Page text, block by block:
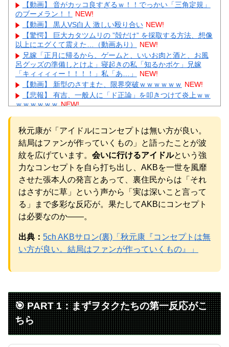
【動画】 音がカッコ良すぎるｗ！！でっかい「三角定規」
のブーメラン！！
NEW!
【動画】 黒人VS白人 激しい殴り合い NEW!
【驚愕】 巨大カタツムリの ”殻だけ” を採取する方法、想像
以上にエグくて震えた…（動画あり）
NEW!
兄嫁「正月に帰るから、ゲームと、いいお肉と酒と、お風
呂グッズの準備しとけよ」寝起きの私「知るかボケ」兄嫁
「キィィィィー！！！！」私「あ…」
NEW!
【動画】 新型のさすまた、限界突破ｗｗｗｗｗｗ NEW!
【悲報】 有吉、一般人に「ド正論」を叩きつけて炎上ｗｗ
ｗｗｗｗｗｗ NEW!
【画像】 ワイ「アルファードいいなあ。買いに行くか」店
らもそう思うよな？？？？？ NEW!
【画像】 「キム兄」こと芸人・木村祐一さん（63歳）、最
新の松本人志さんとのツーショットが完全に別人だとネット
騒然！ 「マジで誰かわからん」...
NEW!
【続報】三山凌輝、花乃まりあと懲りずに密会継続→ガル
民「もう何回目だよ」総ツッコミｗｗｗ NEW!
【物議】板倉滉”年収7億円”報道にガル民騒然→トピ乱立に
「もういい」の声もｗｗｗ
NEW!
元AKB社長、22億円申告漏れ 乃木坂46運営会社の株式を
パチンコ京楽産業に譲渡【ノース・リバー】【窪田康志】
元AKB社長、22億円申告漏れ 乃木坂46運営会社の株式を
パチンコ京楽産業に譲渡【ノース・リバー】【窪田康志】
Powered by livedoor 相互RSS
秋元康が「アイドルにコンセプトは無い方が良い。
結局はファンが作っていくもの」と語ったことが波
紋を広げています。 会いに行けるアイドルという強
力なコンセプトを自ら打ち出し、AKBを一世を風靡
させた張本人の発言とあって、裏住民からは「それ
はさすがに草」という声から「実は深いこと言って
る」まで多彩な反応が。果たしてAKBにコンセプト
は必要なのか——。
出典： 5ch AKBサロン(裏)「秋元康『コンセプトは無
い方が良い。結局はファンが作っていくもの』」
🎯 PART 1：まずヲタクたちの第一反応がこ
ちら